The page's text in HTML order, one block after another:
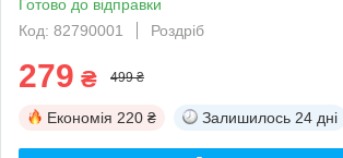
Готово до відправки
Код: 82790001
Роздріб
279 ₴ 499 ₴
Економія 220 ₴ Залишилось 24 дні